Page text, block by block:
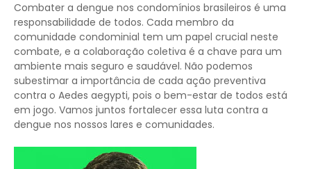
Combater a dengue nos condomínios brasileiros é uma
responsabilidade de todos. Cada membro da
comunidade condominial tem um papel crucial neste
combate, e a colaboração coletiva é a chave para um
ambiente mais seguro e saudável. Não podemos
subestimar a importância de cada ação preventiva
contra o Aedes aegypti, pois o bem-estar de todos está
em jogo. Vamos juntos fortalecer essa luta contra a
dengue nos nossos lares e comunidades.